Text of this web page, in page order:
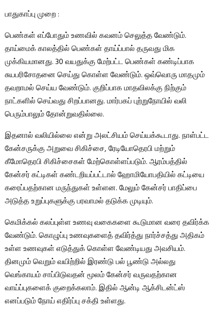
பாதுகாப்பு முறை :
பெண்கள் எப்போதும் உணவில் கவனம் செலுத்த வேண்டும்.
தாய்மைக் காலத்தில் பெண்கள் தாய்ப்பால் தருவது மிக
முக்கியமானது. 30 வயதுக்கு மேற்பட்ட பெண்கள் கண்டிப்பாக
சுயபரிசோதனை செய்து கொள்ள வேண்டும். ஒவ்வொரு மாதமும்
தவறாமல் செய்ய வேண்டும். குறிப்பாக மாதவிலக்கு நிற்கும்
நாட்களில் செய்வது சிறப்பானது. மார்பகப் புற்றுநோயில் வலி
பெரும்பாலும் தோன்றுவதில்லை.
இதனால் வலியில்லை என்று அலட்சியம் செய்யக்கூடாது. நாள்பட்ட
கேன்சருக்கு அறுவை சிகிச்சை, ரேடியோதெரபி மற்றும்
கீமோதெரபி சிகிச்சைகள் மேற்கொள்ளப்படும். ஆரம்பத்தில்
கேன்சர் கட்டிகள் கண்டறியப்பட்டால் ஹோமியோபதியில் கட்டியை
கரைப்பதற்கான மருந்துகள் உள்ளன. மேலும் கேன்சர் பாதிப்பை
அடுத்த உறுப்புகளுக்கு பரவாமல் தடுக்க முடியும்.
கெமிக்கல் கலப்புள்ள உணவு வகைகளை கூடுமான வரை தவிர்க்க
வேண்டும். கொழுப்பு உணவுகளைத் தவிர்த்து நார்ச்சத்து அதிகம்
உள்ள உணவுகள் எடுத்துக் கொள்ள வேண்டியது அவசியம்.
தினமும் வெறும் வயிற்றில் இரண்டு பல் பூண்டு அல்லது
வெங்காயம் சாப்பிடுவதன் மூலம் கேன்சர் வருவதற்கான
வாய்ப்புகளைக் குறைக்கலாம். இதில் ஆன்டி ஆக்சிடன்ட்ஸ்
எனப்படும் நோய் எதிர்ப்பு சக்தி உள்ளது.